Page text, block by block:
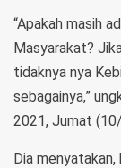
“Apakah masih
Masyarakat?
tidaknya nya
sebagainya,”
2021, Jumat
Dia